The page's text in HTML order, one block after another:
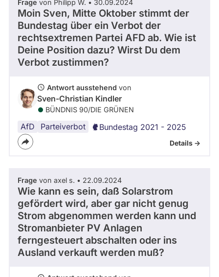
Frage von Philipp W. • 30.09.2024
Moin Sven, Mitte Oktober stimmt der
Bundestag über ein Verbot der
rechtsextremen Partei AFD ab. Wie ist
Deine Position dazu? Wirst Du dem
Verbot zustimmen?
Antwort ausstehend von
Sven-Christian Kindler
BÜNDNIS 90/­DIE GRÜNEN
AfD Parteiverbot Bundestag 2021 - 2025
Details ->
Frage von axel s. • 22.09.2024
Wie kann es sein, daß Solarstrom
gefördert wird, aber gar nicht genug
Strom abgenommen werden kann und
Stromanbieter PV Anlagen
ferngesteuert abschalten oder ins
Ausland verkauft werden muß?